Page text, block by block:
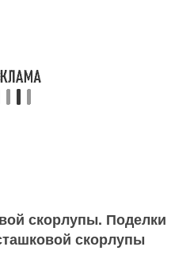
скорлупы. Поделки
скорлупы